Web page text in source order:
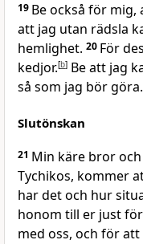
19 Be också för mig,
att jag utan rädsla
hemlighet. 20 För
kedjor.[b] Be att jag
så som jag bör göra.
Slutönskan
21 Min käre bror
Tychikos, kommer
har det och hur
honom till er just
med oss, och för